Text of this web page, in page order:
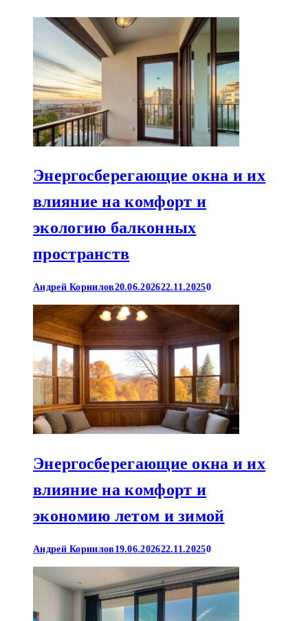
Энергосберегающие окна и их
влияние на комфорт и
экологию балконных
пространств
Андрей Корнилов20.06.202622.11.20250
Энергосберегающие окна и их
влияние на комфорт и
экономию летом и зимой
Андрей Корнилов 19.06.202622.11.20250